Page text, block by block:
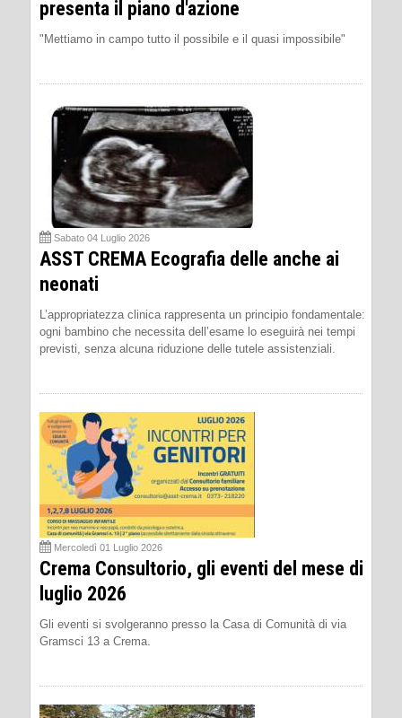
presenta il piano d'azione
"Mettiamo in campo tutto il possibile e il quasi impossibile"
Sabato 04 Luglio 2026
ASST CREMA Ecografia delle anche ai
neonati
L’appropriatezza clinica rappresenta un principio fondamentale:
ogni bambino che necessita dell’esame lo eseguirà nei tempi
previsti, senza alcuna riduzione delle tutele assistenziali.
Mercoledì 01 Luglio 2026
Crema Consultorio, gli eventi del mese di
luglio 2026
Gli eventi si svolgeranno presso la Casa di Comunità di via
Gramsci 13 a Crema.